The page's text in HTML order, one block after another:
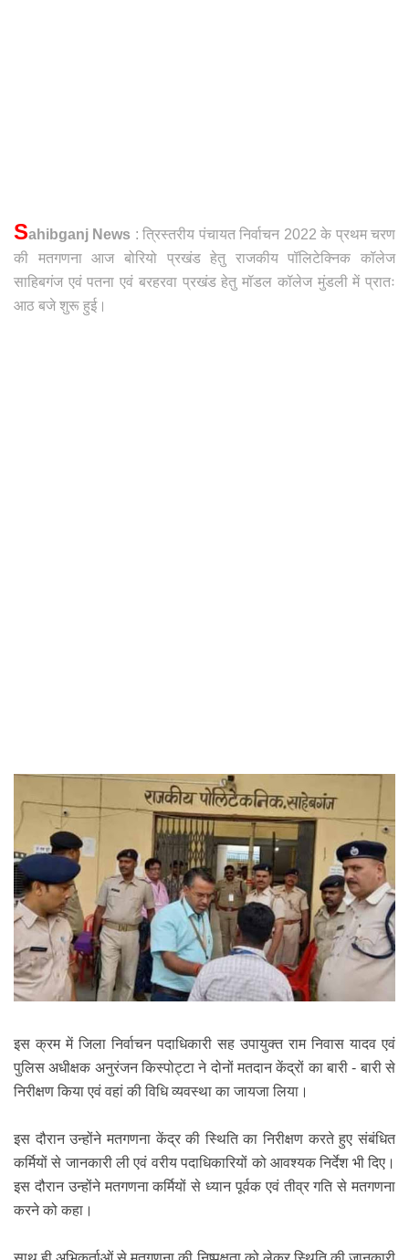
Sahibganj News : त्रिस्तरीय पंचायत निर्वाचन 2022 के प्रथम चरण
की मतगणना आज बोरियो प्रखंड हेतु राजकीय पॉलिटेक्निक कॉलेज
साहिबगंज एवं पतना एवं बरहरवा प्रखंड हेतु मॉडल कॉलेज मुंडली में प्रातः
आठ बजे शुरू हुई।
इस क्रम में जिला निर्वाचन पदाधिकारी सह उपायुक्त राम निवास यादव एवं
पुलिस अधीक्षक अनुरंजन किस्पोट्टा ने दोनों मतदान केंद्रों का बारी - बारी से
निरीक्षण किया एवं वहां की विधि व्यवस्था का जायजा लिया।
इस दौरान उन्होंने मतगणना केंद्र की स्थिति का निरीक्षण करते हुए संबंधित
कर्मियों से जानकारी ली एवं वरीय पदाधिकारियों को आवश्यक निर्देश भी दिए।
इस दौरान उन्होंने मतगणना कर्मियों से ध्यान पूर्वक एवं तीव्र गति से मतगणना
करने को कहा।